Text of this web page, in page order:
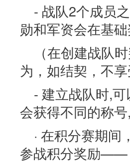
- 战队2个成员
勋和军资会在基
（在创建战队
为，如结契，不
- 建立战队时,
会获得不同的称
· 在积分赛期
参战积分奖励——